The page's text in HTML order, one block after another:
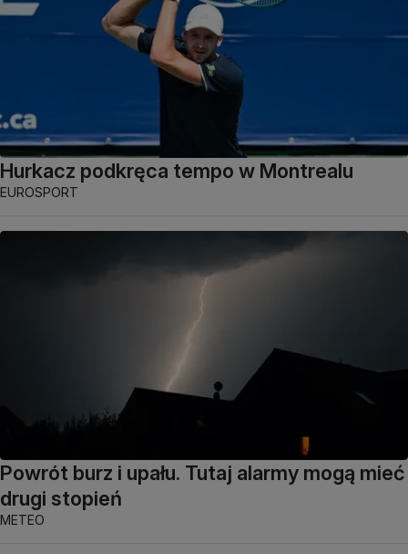
Hurkacz podkręca tempo w Montrealu
EUROSPORT
Powrót burz i upału. Tutaj alarmy mogą mieć
drugi stopień
METEO